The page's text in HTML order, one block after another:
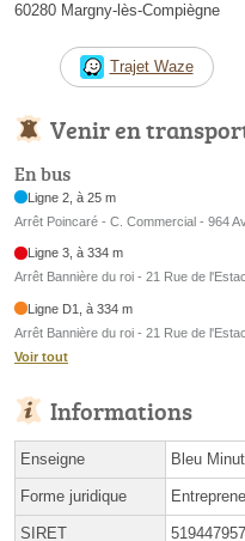
60280 Margny-lès-Compiègne
Trajet Waze
Venir en
En bus
Ligne 2, à 25 m
Arrêt Poincaré - C. Commercial - 964
Ligne 3, à 334 m
Arrêt Bannière du roi - 21 Rue de
Ligne D1, à 334 m
Arrêt Bannière du roi - 21 Rue de
Voir tout
Informations
Enseigne Bleu
Forme juridique
SIRET